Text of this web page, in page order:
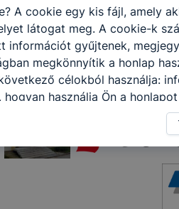
A cookie egy kis fájl, amely
látogat meg. A cookie-k
információt gyűjtenek,
megkönnyítik a honlap
célokból használja:
hogyan használja Ön a
részeit látogatja, vagy
Önnek még jobb
fejlesztése. Hogyan
modern böngésző
A legtöbb böngésző
de ezek általában